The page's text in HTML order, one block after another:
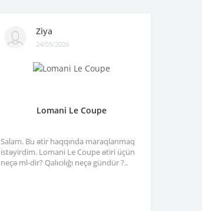
Ziya
24/05/2026
Lomani Le Coupe
Salam. Bu ətir haqqında maraqlanmaq
istəyirdim. Lomani Le Coupe ətiri üçün
neçə ml-dir? Qalıcılığı neçə gündür ?..